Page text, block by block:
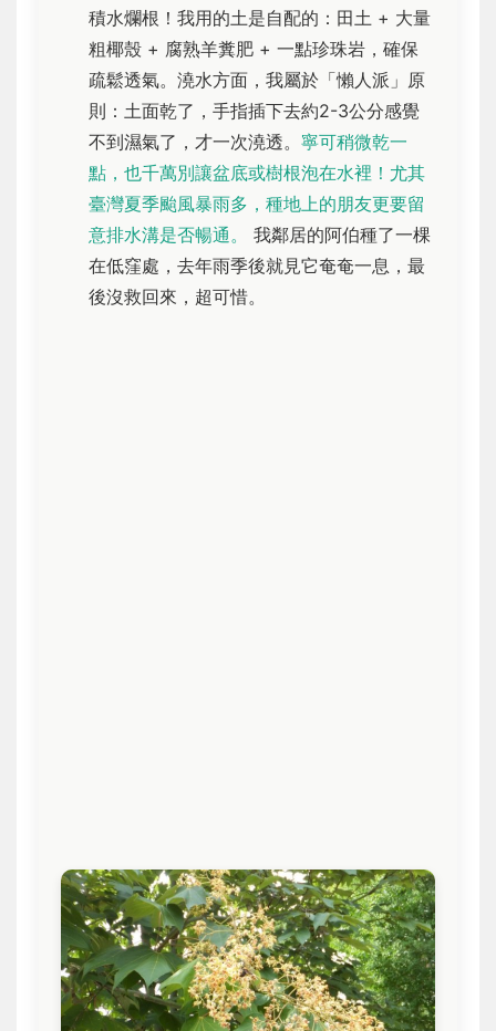
積水爛根！我用的土是自配的：田土 + 大量
粗椰殼 + 腐熟羊糞肥 + 一點珍珠岩，確保
疏鬆透氣。澆水方面，我屬於「懶人派」原
則：土面乾了，手指插下去約2-3公分感覺
不到濕氣了，才一次澆透。 寧可稍微乾一
點，也千萬別讓盆底或樹根泡在水裡！尤其
臺灣夏季颱風暴雨多，種地上的朋友更要留
意排水溝是否暢通。
我鄰居的阿伯種了一棵
在低窪處，去年雨季後就見它奄奄一息，最
後沒救回來，超可惜。